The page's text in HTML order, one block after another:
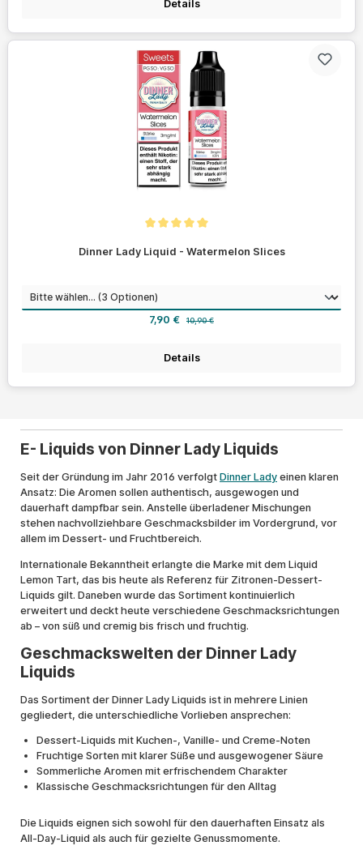
Details
Dinner Lady Liquid - Watermelon Slices
Nikotinstärkeauswählen
Verkaufspreis:
7,90 € 10,90 €
Details
E- Liquids von Dinner Lady Liquids
Seit der Gründung im Jahr 2016 verfolgt Dinner Lady einen klaren
Ansatz: Die Aromen sollen authentisch, ausgewogen und
dauerhaft dampfbar sein. Anstelle überladener Mischungen
stehen nachvollziehbare Geschmacksbilder im Vordergrund, vor
allem im Dessert- und Fruchtbereich.
Internationale Bekanntheit erlangte die Marke mit dem Liquid
Lemon Tart, das bis heute als Referenz für Zitronen-Dessert-
Liquids gilt. Daneben wurde das Sortiment kontinuierlich
erweitert und deckt heute verschiedene Geschmacksrichtungen
ab – von süß und cremig bis frisch und fruchtig.
Geschmackswelten der Dinner Lady
Liquids
Das Sortiment der Dinner Lady Liquids ist in mehrere Linien
gegliedert, die unterschiedliche Vorlieben ansprechen:
Dessert-Liquids mit Kuchen-, Vanille- und Creme-Noten
Fruchtige Sorten mit klarer Süße und ausgewogener Säure
Sommerliche Aromen mit erfrischendem Charakter
Klassische Geschmacksrichtungen für den Alltag
Die Liquids eignen sich sowohl für den dauerhaften Einsatz als
All-Day-Liquid als auch für gezielte Genussmomente.